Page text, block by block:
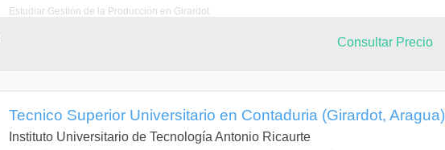
Estudiar Gestión de la Producción en Girardot
Consultar Precio
Tecnico Superior Universitario en Contaduria (Girardot, Aragua)
Instituto Universitario de Tecnología Antonio Ricaurte